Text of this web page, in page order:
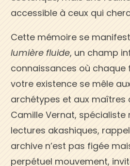
accessible à ceux qui
Cette mémoire se
lumière fluide, un champ
connaissances où
votre existence se mêle
archétypes et aux maîtres
Camille Vernat, spécialiste
lectures akashiques,
archive n’est pas figée
perpétuel mouvement,